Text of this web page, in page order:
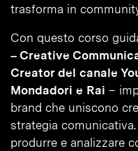
trasforma in
Con questo corso
– Creative
Creator del canale
Mondadori e Rai –
brand che uniscono
strategia
produrre e analizzare